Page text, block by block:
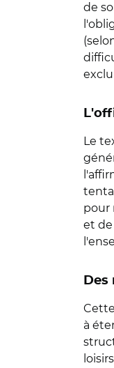
de
Le
pour
et
à